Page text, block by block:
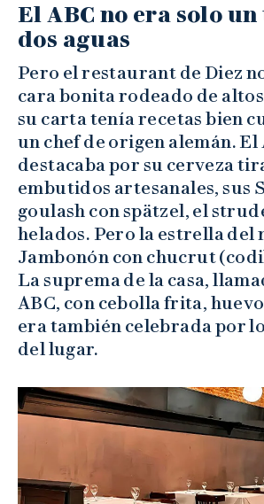
El ABC no era solo un
dos aguas
Pero el restaurant de Diez
cara bonita rodeado de
su carta tenía recetas bien
un chef de origen alemán. El
destacaba por su cerveza
embutidos artesanales, sus
goulash con spätzel, el
helados. Pero la estrella del
Jambonón con chucrut
La suprema de la casa,
ABC, con cebolla frita,
era también celebrada por
del lugar.